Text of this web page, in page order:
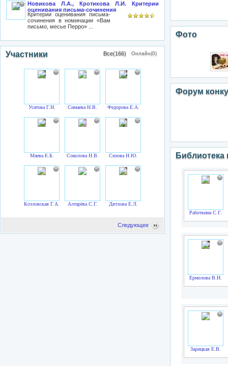
Новикова Л.А., Кротикова Л.И. Критерии
оценивания письма-сочинения
Критерии оценивания письма-
сочинения в номинации «Вам
письмо, месье Перро» ...
Участники Все(166) Онлайн(0)
Усатова Г.Н. Симаева Н.В. Федорова Е.А.
Маева Е.Б. Соколова Н.В. Сизова Н.Ю.
Козловская Г.А. Алтарёва С.Г. Дятлова Е.Л.
Следующее
Фото
Форум
Библиотека
Работкина С.Г.
Ермолова В.Н.
Зарицкая Е.В.